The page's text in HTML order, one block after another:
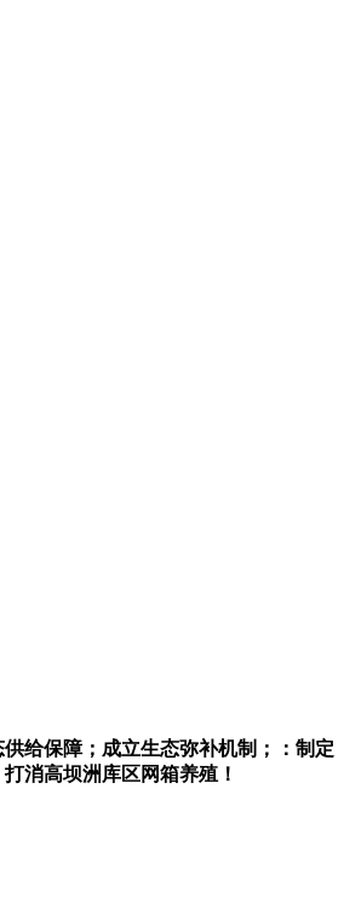
给保障；成立生态弥补机制；：制定
消高坝洲库区网箱养殖！